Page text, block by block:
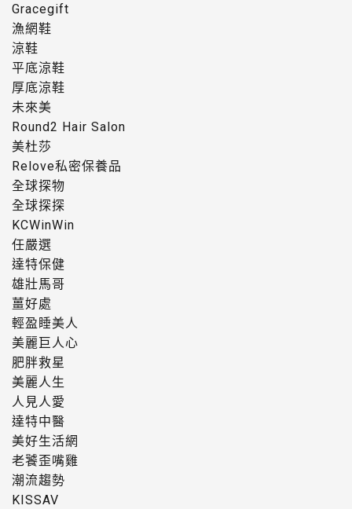
Gracegift
漁網鞋
涼鞋
平底涼鞋
厚底涼鞋
未來美
Round2 Hair Salon
美杜莎
Relove私密保養品
全球探物
全球探探
KCWinWin
任嚴選
達特保健
雄壯馬哥
薑好處
輕盈睡美人
美麗巨人心
肥胖救星
美麗人生
人見人愛
達特中醫
美好生活網
老饕歪嘴雞
潮流趨勢
KISSAV